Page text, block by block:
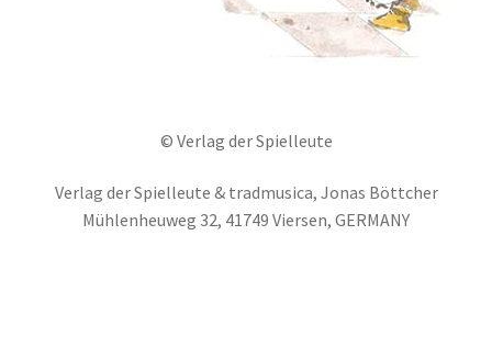
© Verlag der Spielleute
Verlag der Spielleute & tradmusica, Jonas Böttcher
Mühlenheuweg 32, 41749 Viersen, GERMANY